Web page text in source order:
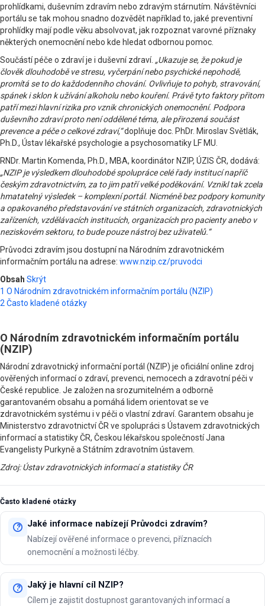
prohlídkami, duševním zdravím nebo zdravým stárnutím. Návštěvníci
portálu se tak mohou snadno dozvědět například to, jaké preventivní
prohlídky mají podle věku absolvovat, jak rozpoznat varovné příznaky
některých onemocnění nebo kde hledat odbornou pomoc.
Součástí péče o zdraví je i duševní zdraví. „Ukazuje se, že pokud je
člověk dlouhodobě ve stresu, vyčerpání nebo psychické nepohodě,
promítá se to do každodenního chování. Ovlivňuje to pohyb, stravování,
spánek i sklon k užívání alkoholu nebo kouření. Právě tyto faktory přitom
patří mezi hlavní rizika pro vznik chronických onemocnění. Podpora
duševního zdraví proto není oddělené téma, ale přirozená součást
prevence a péče o celkové zdraví,“doplňuje doc. PhDr. Miroslav Světlák,
Ph.D., Ústav lékařské psychologie a psychosomatiky LF MU.
RNDr. Martin Komenda, Ph.D., MBA, koordinátor NZIP, ÚZIS ČR, dodává:
„NZIP je výsledkem dlouhodobé spolupráce celé řady institucí napříč
českým zdravotnictvím, za to jim patří velké poděkování. Vznikl tak zcela
hmatatelný výsledek – komplexní portál. Nicméně bez podpory komunity
a opakovaného představování ve státních organizacích, zdravotnických
zařízeních, vzdělávacích institucích, organizacích pro pacienty anebo v
neziskovém sektoru, to bude pouze nástroj bez uživatelů.“
Průvodci zdravím jsou dostupní na Národním zdravotnickém
informačním portálu na adrese: www.nzip.cz/pruvodci
Obsah Skrýt
1 O Národním zdravotnickém informačním portálu (NZIP)
2 Často kladené otázky
O Národním zdravotnickém informačním portálu
(NZIP)
Národní zdravotnický informační portál (NZIP) je oficiální online zdroj
ověřených informací o zdraví, prevenci, nemocech a zdravotní péči v
České republice. Je založen na srozumitelném a odborně
garantovaném obsahu a pomáhá lidem orientovat se ve
zdravotnickém systému i v péči o vlastní zdraví. Garantem obsahu je
Ministerstvo zdravotnictví ČR ve spolupráci s Ústavem zdravotnických
informací a statistiky ČR, Českou lékařskou společností Jana
Evangelisty Purkyně a Státním zdravotním ústavem.
Zdroj: Ústav zdravotnických informací a statistiky ČR
Často kladené otázky
Jaké informace nabízejí Průvodci zdravím?
Nabízejí ověřené informace o prevenci, příznacích
onemocnění a možnosti léčby.
Jaký je hlavní cíl NZIP?
Cílem je zajistit dostupnost garantovaných informací a